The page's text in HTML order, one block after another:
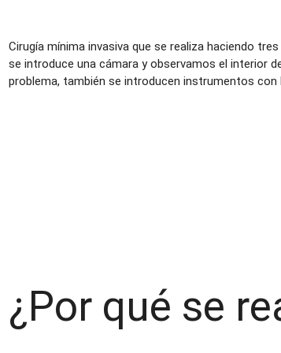
Cirugía mínima invasiva que se realiza haciendo
se introduce una cámara y observamos el interior
problema, también se introducen instrumentos
¿Por qué se